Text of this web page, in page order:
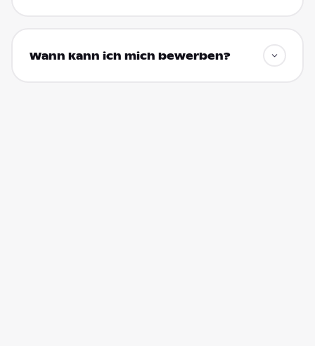
Wann kann ich mich bewerben?